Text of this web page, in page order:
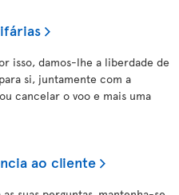
isso, damos-lhe a liberdade de
si, juntamente com a
cancelar o voo e mais uma
ao cliente